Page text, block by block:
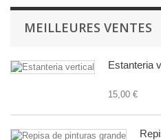
MEILLEURES VENTES
Estanteria
15,00 €